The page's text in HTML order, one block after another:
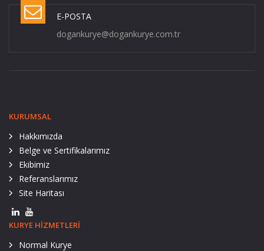
E-POSTA
dogankurye@dogankurye.com.tr
KURUMSAL
Hakkımızda
Belge ve Sertifikalarımız
Ekibimiz
Referanslarımız
Site Haritası
KURYE HIZMETLERI
Normal Kurye